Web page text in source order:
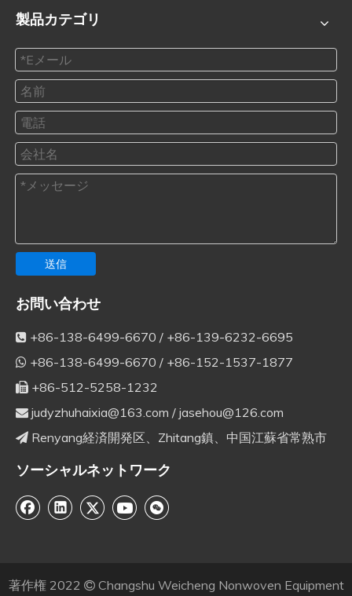
製品カテゴリ
送信
お問い合わせ
 +86-138-6499-6670 / +86-139-6232-6695
 +86-138-6499-6670 / +86-152-1537-1877
 +86-512-5258-1232
 judyzhuhaixia@163.com / jasehou@126.com
 Renyang経済開発区、Zhitang鎮、中国江蘇省常熟市
ソーシャルネットワーク
著作権 2022 Changshu Weicheng Nonwoven Equipment